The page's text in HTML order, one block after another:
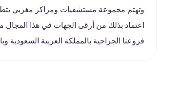
وتهتم مجموعة مستشفيات ومراكز مغربي
اعتماد بذلك من أرقى الجهات في هذا المجال
فروعنا الجراحية بالمملكة العربية السعودية